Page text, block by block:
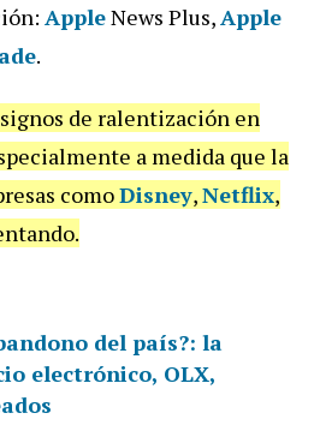
AppleNews Plus,Apple
.
de ralentización en
a medida que la
comoDisney,Netflix,
del país?: la
electrónico, OLX,